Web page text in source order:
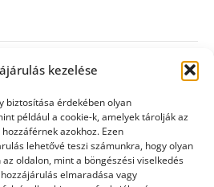
kezelése
biztosítása érdekében olyan
például a cookie-k, amelyek tárolják az
azokhoz. Ezen
lehetővé teszi számunkra, hogy olyan
oldalon, mint a böngészési viselkedés
elmaradása vagy